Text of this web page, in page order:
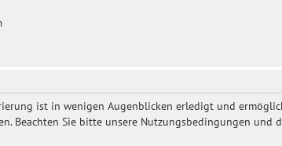
ist in wenigen Augenblicken erledigt und
Beachten Sie bitte unsere Nutzungsbedingungen und